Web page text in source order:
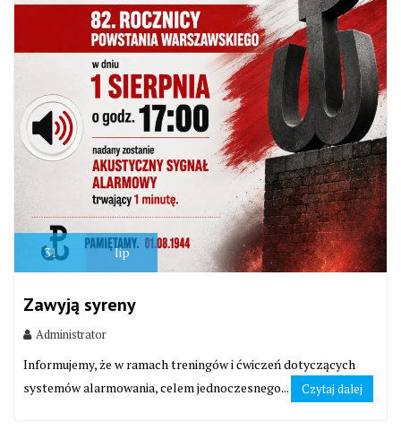
31 lip
Zawyją syreny
Administrator
Informujemy, że w ramach treningów i ćwiczeń dotyczących
systemów alarmowania, celem jednoczesnego...
Czytaj dalej